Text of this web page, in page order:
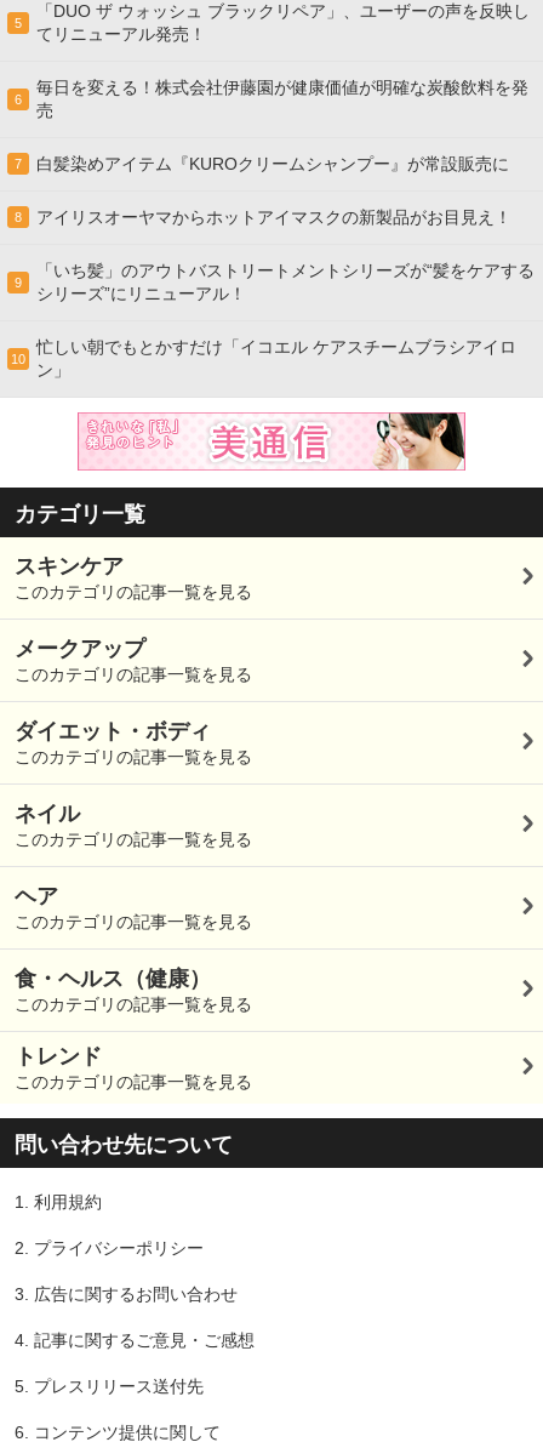
5
「DUO ザ ウォッシュ ブラックリペア」、ユーザーの声を反映し
てリニューアル発売！
6
毎日を変える！株式会社伊藤園が健康価値が明確な炭酸飲料を発
売
7 白髪染めアイテム『KUROクリームシャンプー』が常設販売に
8 アイリスオーヤマからホットアイマスクの新製品がお目見え！
9
「いち髪」のアウトバストリートメントシリーズが“髪をケアする
シリーズ”にリニューアル！
10
忙しい朝でもとかすだけ「イコエル ケアスチームブラシアイロ
ン」
カテゴリ一覧
スキンケア
このカテゴリの記事一覧を見る
メークアップ
このカテゴリの記事一覧を見る
ダイエット・ボディ
このカテゴリの記事一覧を見る
ネイル
このカテゴリの記事一覧を見る
ヘア
このカテゴリの記事一覧を見る
食・ヘルス（健康）
このカテゴリの記事一覧を見る
トレンド
このカテゴリの記事一覧を見る
問い合わせ先について
1. 利用規約
2. プライバシーポリシー
3. 広告に関するお問い合わせ
4. 記事に関するご意見・ご感想
5. プレスリリース送付先
6. コンテンツ提供に関して